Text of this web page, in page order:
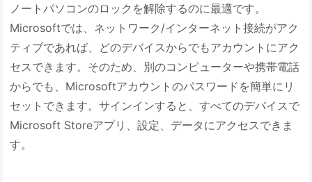
ノートパソコンのロックを解除するのに最適です。
Microsoftでは、ネットワーク/インターネット接続がアク
ティブであれば、どのデバイスからでもアカウントにアク
セスできます。そのため、別のコンピューターや携帯電話
からでも、Microsoftアカウントのパスワードを簡単にリ
セットできます。サインインすると、すべてのデバイスで
Microsoft Storeアプリ、設定、データにアクセスできま
す。